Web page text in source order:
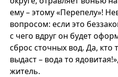
ему – этому «Перепелу»!
вопросом: если это
с чего вдруг он будет
сброс сточных вод. Да, кто
выдаст – вода то
житель.